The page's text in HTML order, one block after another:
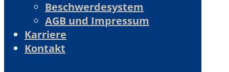
Beschwerdesystem
AGB und Impressum
Karriere
Kontakt